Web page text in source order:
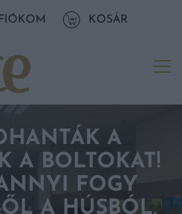
KOSÁR
A
A BOLTOKAT!
FOGY
A HÚSBÓL,